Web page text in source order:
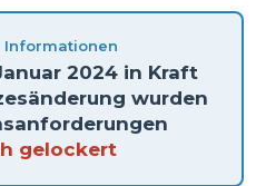
Informationen
2024 in Kraft
wurden
gelockert